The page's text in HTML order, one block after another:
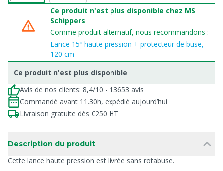
Ce produit n'est plus disponible chez MS
Schippers
Comme produit alternatif, nous recommandons :
Lance 15º haute pression + protecteur de buse,
120 cm
Ce produit n'est plus disponible
Avis de nos clients: 8,4/10 - 13653 avis
Commandé avant 11.30h, expédié aujourd’hui
Livraison gratuite dès €250 HT
Description du produit
Cette lance haute pression est livrée sans rotabuse.